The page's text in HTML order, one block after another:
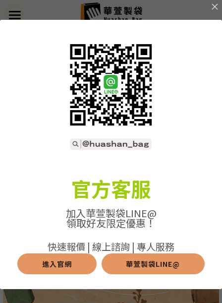
➢全款式總覽
➢束口袋
➢保溫保冷袋
➢潛水布袋
➢杯袋/餐具袋
➢布料/印刷/配件
➢布料介紹
➢印刷介紹
➢配件介紹
➢打樣和樣品
➢刀模下載
➢常見Q&A
繁體中文
繁體中文
LINE@客服
×
部落格分類
官方客服
加入華萱製袋LINE@
領取好友限定優惠！
快速報價 | 線上諮詢 | 專人服務
進入官網 華萱製袋LINE@